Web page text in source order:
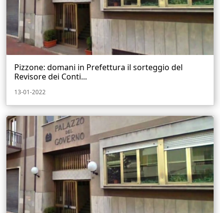
Pizzone: domani in Prefettura il sorteggio del
Revisore dei Conti...
13-01-2022